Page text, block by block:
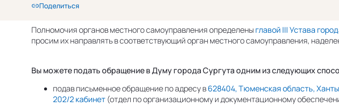
Поделиться
Полномочия органов местного самоуправления определеныглавой III Устава
просим их направлять в соответствующий орган местного самоуправления,
Вы можете подать обращение в Думу города Сургута одним из следующих
подав письменное обращение по адресу в628404, Тюменская область,
202/2 кабинет (отдел по организационному и документационному